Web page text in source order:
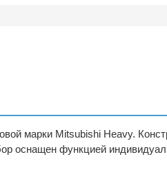
марки Mitsubishi Heavy.
оснащен функцией